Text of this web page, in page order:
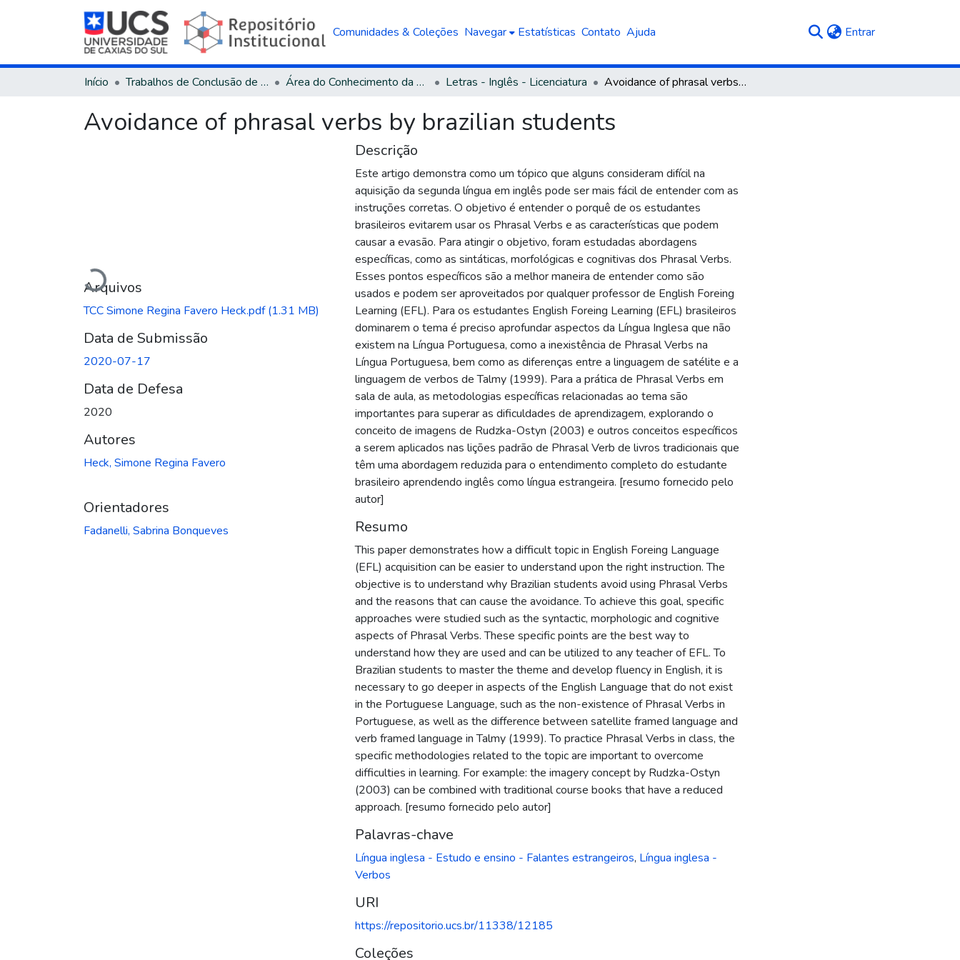
Comunidades & Coleções Navegar Estatísticas Contato Ajuda Entrar(current)
Início Trabalhos de Conclusão de Curso Área do Conhecimento da Linguística, Letras e Artes Letras - Inglês - Licenciatura Avoidance of phrasal verbs by brazilian students
Avoidance of phrasal verbs by brazilian students
Carregando...
Arquivos
TCC Simone Regina Favero Heck.pdf(1.31 MB)
Data de Submissão
2020-07-17
Data de Defesa
2020
Autores
Heck, Simone Regina Favero
Orientadores
Fadanelli, Sabrina Bonqueves
Descrição
Este artigo demonstra como um tópico que alguns consideram difícil na
aquisição da segunda língua em inglês pode ser mais fácil de entender com as
instruções corretas. O objetivo é entender o porquê de os estudantes
brasileiros evitarem usar os Phrasal Verbs e as características que podem
causar a evasão. Para atingir o objetivo, foram estudadas abordagens
específicas, como as sintáticas, morfológicas e cognitivas dos Phrasal Verbs.
Esses pontos específicos são a melhor maneira de entender como são
usados e podem ser aproveitados por qualquer professor de English Foreing
Learning (EFL). Para os estudantes English Foreing Learning (EFL) brasileiros
dominarem o tema é preciso aprofundar aspectos da Língua Inglesa que não
existem na Língua Portuguesa, como a inexistência de Phrasal Verbs na
Língua Portuguesa, bem como as diferenças entre a linguagem de satélite e a
linguagem de verbos de Talmy (1999). Para a prática de Phrasal Verbs em
sala de aula, as metodologias específicas relacionadas ao tema são
importantes para superar as dificuldades de aprendizagem, explorando o
conceito de imagens de Rudzka-Ostyn (2003) e outros conceitos específicos
a serem aplicados nas lições padrão de Phrasal Verb de livros tradicionais que
têm uma abordagem reduzida para o entendimento completo do estudante
brasileiro aprendendo inglês como língua estrangeira. [resumo fornecido pelo
autor]
Resumo
This paper demonstrates how a difficult topic in English Foreing Language
(EFL) acquisition can be easier to understand upon the right instruction. The
objective is to understand why Brazilian students avoid using Phrasal Verbs
and the reasons that can cause the avoidance. To achieve this goal, specific
approaches were studied such as the syntactic, morphologic and cognitive
aspects of Phrasal Verbs. These specific points are the best way to
understand how they are used and can be utilized to any teacher of EFL. To
Brazilian students to master the theme and develop fluency in English, it is
necessary to go deeper in aspects of the English Language that do not exist
in the Portuguese Language, such as the non-existence of Phrasal Verbs in
Portuguese, as well as the difference between satellite framed language and
verb framed language in Talmy (1999). To practice Phrasal Verbs in class, the
specific methodologies related to the topic are important to overcome
difficulties in learning. For example: the imagery concept by Rudzka-Ostyn
(2003) can be combined with traditional course books that have a reduced
approach. [resumo fornecido pelo autor]
Palavras-chave
Língua inglesa - Estudo e ensino - Falantes estrangeiros, Língua inglesa -
Verbos
URI
https://repositorio.ucs.br/11338/12185
Coleções